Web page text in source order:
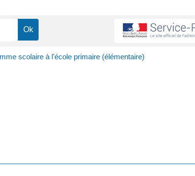
scolaire à l'école primaire (élémentaire)